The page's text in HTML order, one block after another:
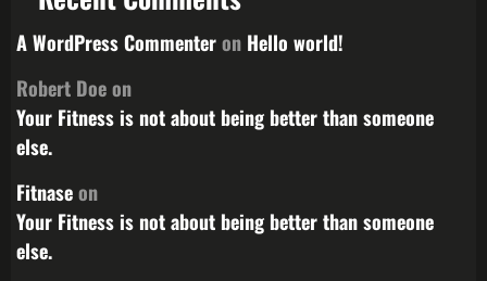
A WordPress Commenteron Hello world!
Robert Doeon
Your Fitness is not about being better than someone
else.
Fitnaseon
Your Fitness is not about being better than someone
else.